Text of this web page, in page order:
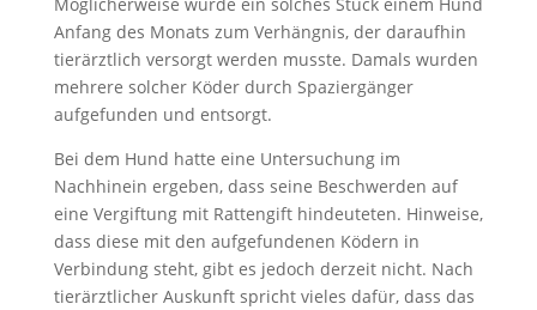
Anfang des Monats zum Verhängnis, der daraufhin
tierärztlich versorgt werden musste. Damals wurden
mehrere solcher Köder durch Spaziergänger
aufgefunden und entsorgt.
Bei dem Hund hatte eine Untersuchung im
Nachhinein ergeben, dass seine Beschwerden auf
eine Vergiftung mit Rattengift hindeuteten. Hinweise,
dass diese mit den aufgefundenen Ködern in
Verbindung steht, gibt es jedoch derzeit nicht. Nach
tierärztlicher Auskunft spricht vieles dafür, dass das